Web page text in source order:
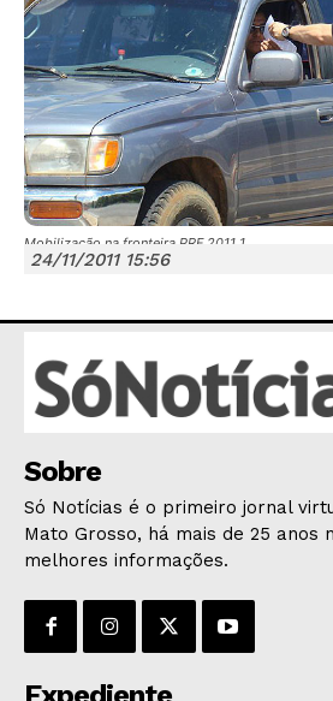
POLÍCIA
ESPORTES
ECONOMIA
OPINIÃO
Mobilização na fronteira PRF 2011 1
24/11/2011 15:56
Sobre
Só Notícias é o primeiro jornal
Mato Grosso, há mais de 25 anos
melhores informações.